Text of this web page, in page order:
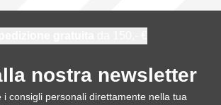
nostra newsletter
i consigli personali direttamente nella tua